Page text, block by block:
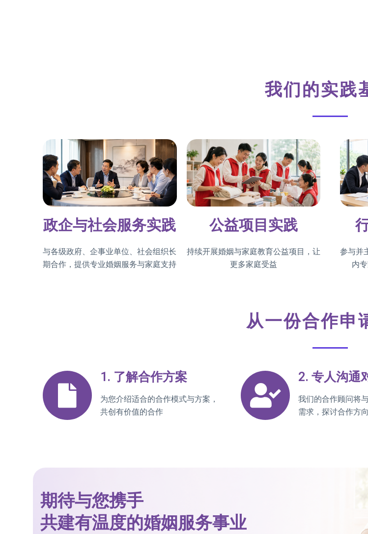
我们的实践
政企与社会服务实践
与各级政府、企事业单位、社会组织长
期合作，提供专业婚姻服务与家庭支持
公益项目实践
持续开展婚姻与家庭教育公益项目，让
更多家庭受益
参与并
内
从一份合作申
1. 了解合作方案
为您介绍适合的合作模式与方案，
共创有价值的合作
2. 专人沟通
我们的合作顾问将
需求，探讨合作方向
期待与您携手
共建有温度的婚姻服务事业